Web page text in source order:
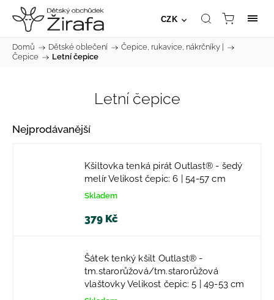
CZK
Domů / Dětské oblečení / Čepice, rukavice, nákrčníky |
/
Čepice / Letní čepice
Letní čepice
Nejprodávanější
Kšiltovka tenká pirát Outlast® - šedý
melír Velikost čepic: 6 | 54-57 cm
Skladem
379 Kč
Šátek tenký kšilt Outlast® -
tm.starorůžová/tm.starorůžová
vlaštovky Velikost čepic: 5 | 49-53 cm